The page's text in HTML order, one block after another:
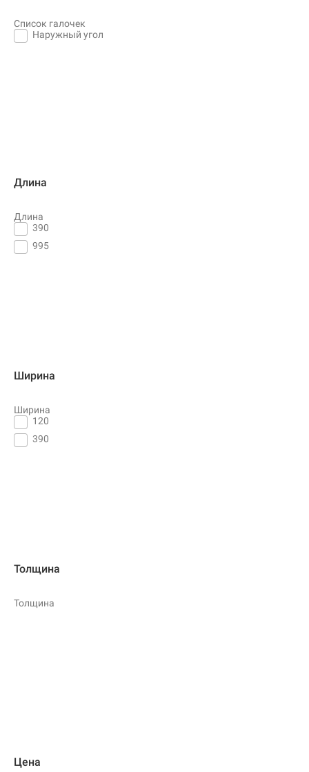
Список галочек
Наружный угол
Длина
Длина
390
995
Ширина
Ширина
120
390
Толщина
Толщина
Цена